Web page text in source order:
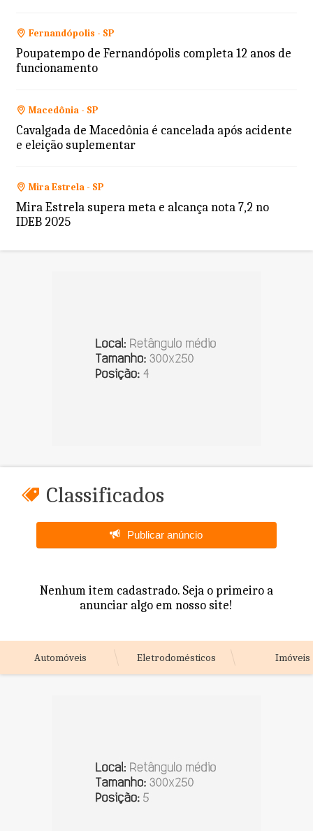
Fernandópolis - SP
Poupatempo de Fernandópolis completa 12 anos de
funcionamento
Macedônia - SP
Cavalgada de Macedônia é cancelada após acidente
e eleição suplementar
Mira Estrela - SP
Mira Estrela supera meta e alcança nota 7,2 no
IDEB 2025
Classificados
Publicar anúncio
Nenhum item cadastrado. Seja o primeiro a
anunciar algo em nosso site!
Automóveis Eletrodomésticos Imóveis